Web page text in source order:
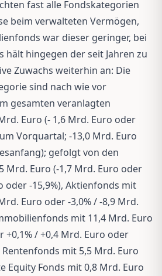
fast alle Fondskategorien
beim verwalteten Vermögen,
war dieser geringer, bei
hält hingegen der seit Jahren zu
Zuwachs weiterhin an: Die
sind nach wie vor
gesamten veranlagten
Euro (- 1,6 Mrd. Euro oder
Vorquartal; -13,0 Mrd. Euro
gefolgt von den
Mrd. Euro (-1,7 Mrd. Euro oder
oder -15,9%), Aktienfonds mit
Euro oder -3,0% / -8,9 Mrd.
mit 11,4 Mrd. Euro
+0,1% / +0,4 Mrd. Euro oder
mit 5,5 Mrd. Euro
Equity Fonds mit 0,8 Mrd. Euro